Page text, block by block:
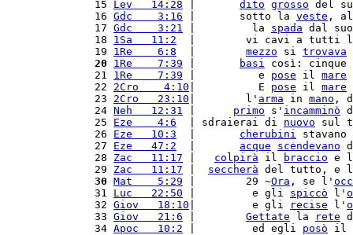
15 Lev   14:28 dito grosso del
16 Gdc    3:16 |       sotto la veste ,
17 Gdc    3:21 |         la spada dal
18 1Sa   11:2
|        vi cavi a tutti
19 1Re    6:8 mezzo si trovava
20
1Re    7:39 basi così:
21 1Re    7:39 |          e pose il mare
22 2Cro    4:10 |          E pose il mare
23 2Cro   23:10 |        l' arma in mano ,
24 Neh   12:31 primo s' incamminò
25 Eze    4:6
  | sdraierai di
nuovo sul
26 Eze   10:3 cherubini
27 Eze   47:2 acque scendevano
28 Zac   11:17 colpirà il braccio e
29 Zac   11:17 seccherà del tutto, e
30 Mat    5:29 |        29 ~Ora , se l'
31 Luc   22:50 |         e gli spiccò l'
32 Giov   18:10 |         e gli recise l'
33 Giov   21:6 Gettate la rete
34 Apoc   10:2 |         ed egli posò il